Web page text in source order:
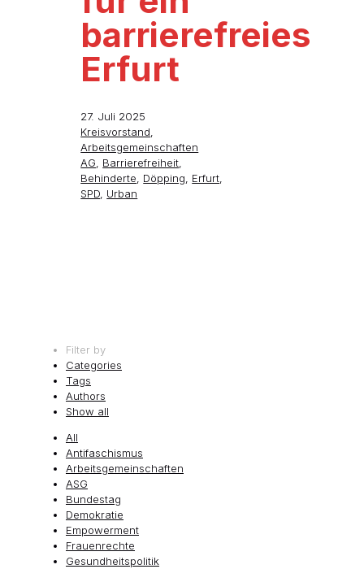
barrierefreies
Erfurt
27. Juli 2025
Kreisvorstand,
Arbeitsgemeinschaften
AG, Barrierefreiheit,
Behinderte, Döpping, Erfurt,
SPD, Urban
Filter by
Categories
Tags
Authors
Show all
All
Antifaschismus
Arbeitsgemeinschaften
ASG
Bundestag
Demokratie
Empowerment
Frauenrechte
Gesundheitspolitik